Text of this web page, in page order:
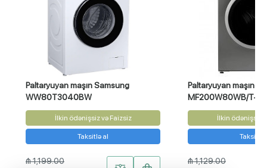
Paltaryuyan maşın Samsung
WW80T3040BW
İlkin ödənişsiz və Faizsiz
Taksitlə al
₼ 1,199.00
Paltaryuyan maşın
MF200W80WB/T-C
İlkin ödənişsiz
Taksitlə
₼ 1,129.00